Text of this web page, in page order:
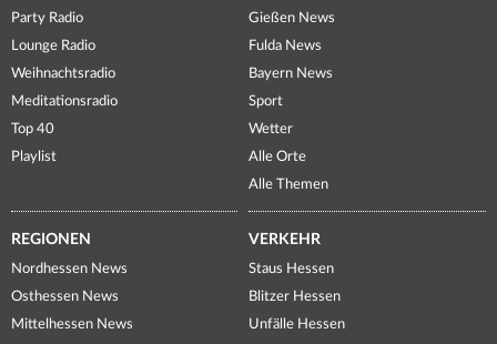
Party Radio
Lounge Radio
Weihnachtsradio
Meditationsradio
Top 40
Playlist
Gießen News
Fulda News
Bayern News
Sport
Wetter
Alle Orte
Alle Themen
REGIONEN
Nordhessen News
Osthessen News
Mittelhessen News
VERKEHR
Staus Hessen
Blitzer Hessen
Unfälle Hessen